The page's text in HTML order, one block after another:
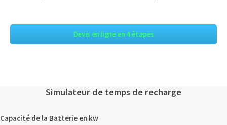
Devis en ligne en 4 étapes
Simulateur de temps de recharge
Capacité de la Batterie en kw